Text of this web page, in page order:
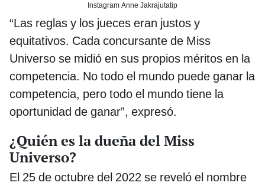
Instagram Anne Jakrajutatip
“Las reglas y los jueces eran justos y
equitativos. Cada concursante de Miss
Universo se midió en sus propios méritos en la
competencia. No todo el mundo puede ganar la
competencia, pero todo el mundo tiene la
oportunidad de ganar”, expresó.
¿Quién es la dueña del Miss
Universo?
El 25 de octubre del 2022 se reveló el nombre